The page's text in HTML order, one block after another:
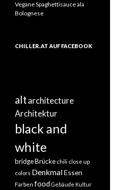
Vegane Spaghettisauce ala
Bolognese
CHILLER.AT AUF FACEBOOK
altarchitecture
Architektur
black and
white
bridgeBrücke chili close up
colors DenkmalEssen
Farben food Gebäude Kultur